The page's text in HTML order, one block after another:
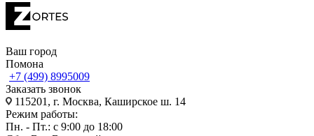
Ваш город
Помона
+7 (499) 8995009
Заказать звонок
115201, г. Москва, Каширское ш. 14
Режим работы:
Пн. - Пт.: с 9:00 до 18:00